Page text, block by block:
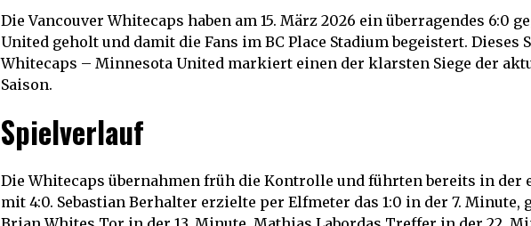
Die Vancouver Whitecaps haben am 15. März 2026 ein überragendes 6:0
United geholt und damit die Fans im BC Place Stadium begeistert. Dieses
Whitecaps – Minnesota United markiert einen der klarsten Siege der
Saison.
Spielverlauf
Die Whitecaps übernahmen früh die Kontrolle und führten bereits in der
mit 4:0. Sebastian Berhalter erzielte per Elfmeter das 1:0 in der 7. Minute,